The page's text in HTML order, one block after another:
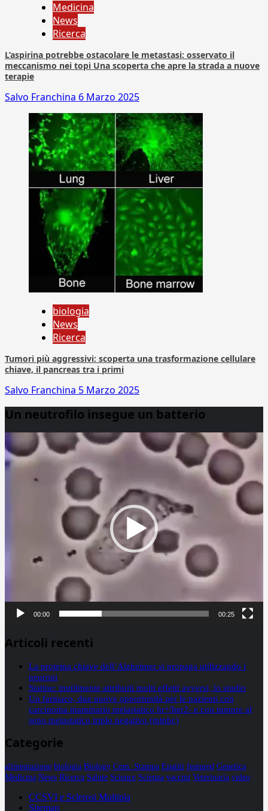
Medicina
News
Ricerca
L’aspirina potrebbe ostacolare le metastasi: osservato il
meccanismo nei topi Una scoperta che apre la strada a nuove
terapie
Salvo Franchina 6 Marzo 2025
biologia
News
Ricerca
Tumori più aggressivi: scoperta una trasformazione cellulare
chiave, il pancreas tra i primi
Salvo Franchina 5 Marzo 2025
Un neutrofilo insegue un batterio
Player
00:00 00:25
Articoli recenti
La proteina chiave dell’Alzheimer si propaga utilizzando i
neuroni
Statine: inutilmente attribuiti molti effetti avversi, lo studio
Un farmaco, due nuove opportunità per le pazienti con
carcinoma mammario metastatico hr+/her2- e con tumore al
seno metastatico triplo negativo (mtnbc)
Categorie
alimentazione biologia Biology Com. Stampa Epatiti featured Genetica
Medicina News Ricerca Salute Science Scienza vaccini Veterinaria video
CCSVI e Sclerosi Multipla
Sitemap